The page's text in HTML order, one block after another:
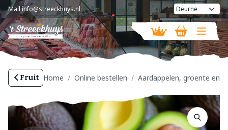
Mailinfo@streeckhuys.nl
Vandaag geopend van08:30 - 18:00
Fruit Home Online bestellen Aardappelen, groente en